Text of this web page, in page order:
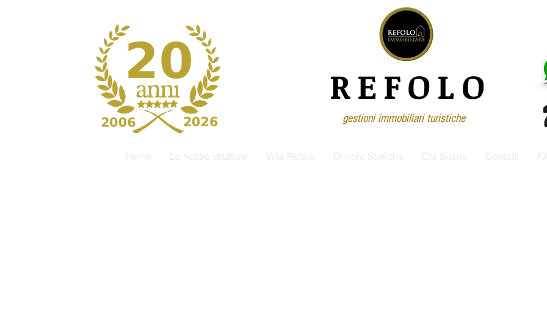
REFOLO
gestioni immobiliari turistiche
Home Le nostre strutture Ville Refolo Dimore Storiche Chi Siamo Contatti